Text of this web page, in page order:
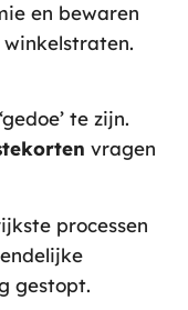
en bewaren
te zijn.
vragen
processen
gestopt.